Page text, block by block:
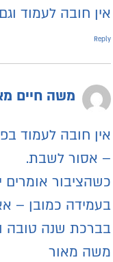
חובה לעמוד
משה חיים
חובה לעמוד
אסור לשבת.
אומרים
כמובן –
שנה טובה
מאור